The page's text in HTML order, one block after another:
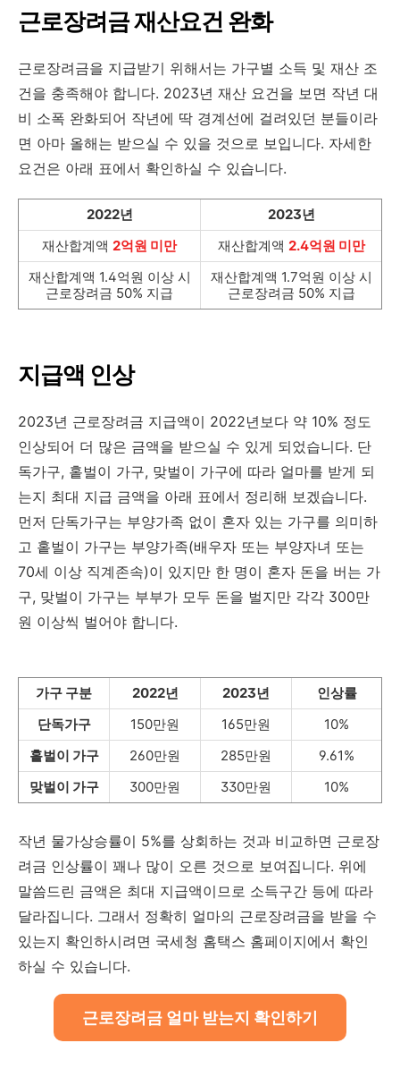
근로장려금 재산요건 완화
근로장려금을 지급받기 위해서는 가구별 소득 및 재산 조
건을 충족해야 합니다. 2023년 재산 요건을 보면 작년 대
비 소폭 완화되어 작년에 딱 경계선에 걸려있던 분들이라
면 아마 올해는 받으실 수 있을 것으로 보입니다. 자세한
요건은 아래 표에서 확인하실 수 있습니다.
2022년
2023년
재산합계액 2억원 미만 재산합계액 2.4억원 미만
재산합계액 1.4억원 이상 시
근로장려금 50% 지급
재산합계액 1.7억원 이상 시
근로장려금 50% 지급
지급액 인상
2023년 근로장려금 지급액이 2022년보다 약 10% 정도
인상되어 더 많은 금액을 받으실 수 있게 되었습니다. 단
독가구, 홑벌이 가구, 맞벌이 가구에 따라 얼마를 받게 되
는지 최대 지급 금액을 아래 표에서 정리해 보겠습니다.
먼저 단독가구는 부양가족 없이 혼자 있는 가구를 의미하
고 홑벌이 가구는 부양가족(배우자 또는 부양자녀 또는
70세 이상 직계존속)이 있지만 한 명이 혼자 돈을 버는 가
구, 맞벌이 가구는 부부가 모두 돈을 벌지만 각각 300만
원 이상씩 벌어야 합니다.
가구 구분 2022년 2023년
인상률
단독가구
150만원 165만원
10%
홑벌이 가구
260만원 285만원
9.61%
맞벌이 가구
300만원 330만원 10%
작년 물가상승률이 5%를 상회하는 것과 비교하면 근로장
려금 인상률이 꽤나 많이 오른 것으로 보여집니다. 위에
말씀드린 금액은 최대 지급액이므로 소득구간 등에 따라
달라집니다. 그래서 정확히 얼마의 근로장려금을 받을 수
있는지 확인하시려면 국세청 홈택스 홈페이지에서 확인
하실 수 있습니다.
근로장려금 얼마 받는지 확인하기